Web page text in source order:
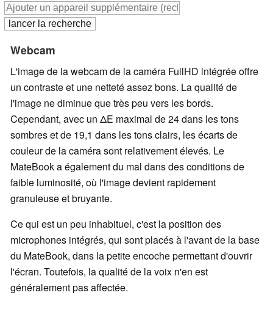
Webcam
L'image de la webcam de la caméra FullHD intégrée offre
un contraste et une netteté assez bons. La qualité de
l'image ne diminue que très peu vers les bords.
Cependant, avec un ΔΕ maximal de 24 dans les tons
sombres et de 19,1 dans les tons clairs, les écarts de
couleur de la caméra sont relativement élevés. Le
MateBook a également du mal dans des conditions de
faible luminosité, où l'image devient rapidement
granuleuse et bruyante.
Ce qui est un peu inhabituel, c'est la position des
microphones intégrés, qui sont placés à l'avant de la base
du MateBook, dans la petite encoche permettant d'ouvrir
l'écran. Toutefois, la qualité de la voix n'en est
généralement pas affectée.